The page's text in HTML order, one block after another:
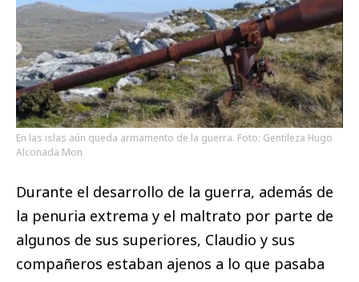
En las islas aún queda armamento de la guerra. Foto: Gentileza Hugo
Alconada Mon
Durante el desarrollo de la guerra, además de
la penuria extrema y el maltrato por parte de
algunos de sus superiores, Claudio y sus
compañeros estaban ajenos a lo que pasaba